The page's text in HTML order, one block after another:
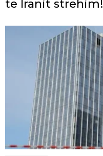
të Iranit strehim!